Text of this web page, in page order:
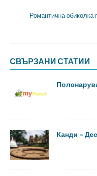
Романтична
СВЪРЗАНИ СТАТИИ
Канди –